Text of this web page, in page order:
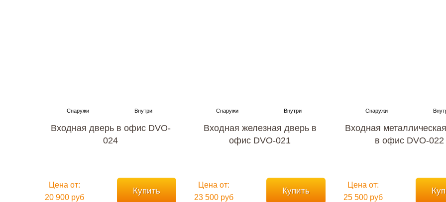
Входная дверь в офис DVO-
024
Цена от:
20 900 руб
Купить
Входная железная дверь в
офис DVO-021
Цена от:
23 500 руб
Купить
Входная
в офис DVO-022
Цена от:
25 500 руб